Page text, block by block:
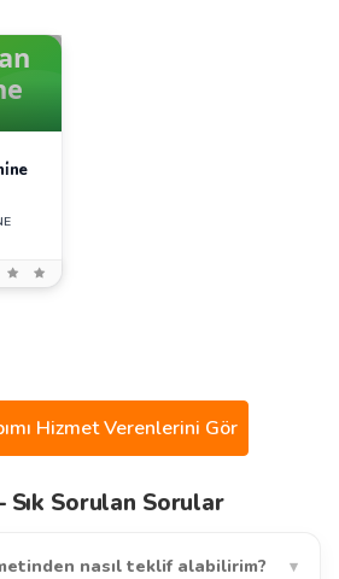
Hizmet Verenlerini Gör
Sık Sorulan Sorular
nasıl teklif alabilirim? ▾